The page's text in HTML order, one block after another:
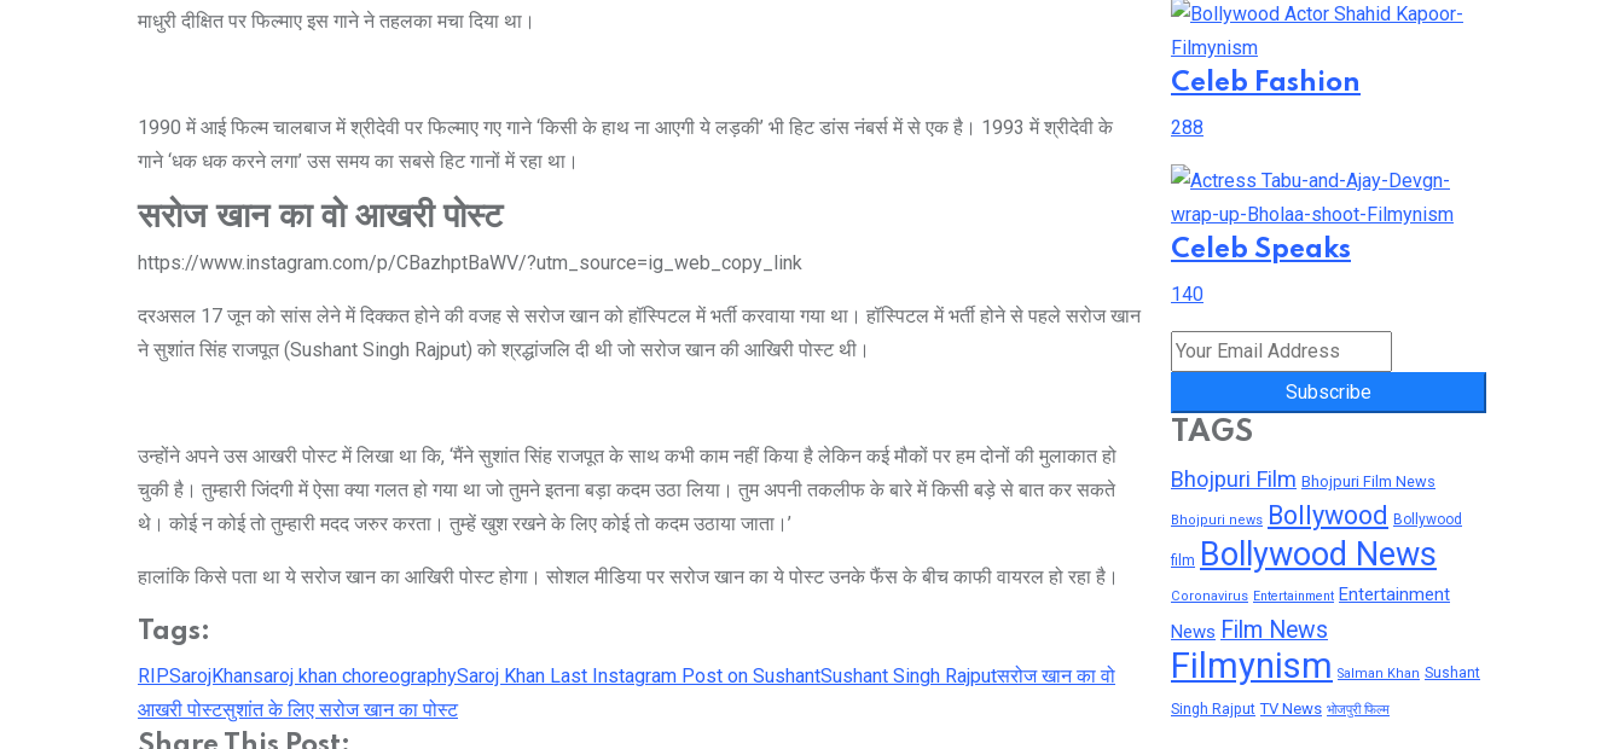
माधुरी दीक्ष‍ित पर फिल्माए इस गाने ने तहलका मचा दिया था।
1990 में आई फ‍िल्म चालबाज में श्रीदेवी पर फिल्माए गए गाने ‘किसी के हाथ ना आएगी ये लड़की’ भी हिट डांस नंबर्स में से एक है। 1993 में श्रीदेवी के
गाने ‘धक धक करने लगा’ उस समय का सबसे हिट गानों में रहा था।
सरोज खान का वो आखरी पोस्ट
https://www.instagram.com/p/CBazhptBaWV/?utm_source=ig_web_copy_link
दरअसल 17 जून को सांस लेने में दिक्कत होने की वजह से सरोज खान को हॉस्पिटल में भर्ती करवाया गया था। हॉस्पिटल में भर्ती होने से पहले सरोज खान
ने सुशांत सिंह राजपूत (Sushant Singh Rajput) को श्रद्धांजलि दी थी जो सरोज खान की आखिरी पोस्ट थी।
उन्होंने अपने उस आखरी पोस्ट में लिखा था कि, ‘मैंने सुशांत सिंह राजपूत के साथ कभी काम नहीं किया है लेकिन कई मौकों पर हम दोनों की मुलाकात हो
चुकी है। तुम्हारी जिंदगी में ऐसा क्या गलत हो गया था जो तुमने इतना बड़ा कदम उठा लिया। तुम अपनी तकलीफ के बारे में किसी बड़े से बात कर सकते
थे। कोई न कोई तो तुम्हारी मदद जरुर करता। तुम्हें खुश रखने के लिए कोई तो कदम उठाया जाता।’
हालांकि किसे पता था ये सरोज खान का आखिरी पोस्ट होगा। सोशल मीडिया पर सरोज खान का ये पोस्ट उनके फैंस के बीच काफी वायरल हो रहा है।
Tags:
RIPSarojKhansaroj khan choreographySaroj Khan Last Instagram Post on SushantSushant Singh Rajputसरोज खान का वो
आखरी पोस्टसुशांत के लिए सरोज खान का पोस्ट
Celeb Fashion
288
Celeb Speaks
140
Subscribe
TAGS
Bhojpuri Film Bhojpuri Film News
Bhojpuri news Bollywood Bollywood
film Bollywood News
Coronavirus Entertainment Entertainment
News Film News
Filmynism Salman Khan Sushant
Singh Rajput TV News भोजपुरी फिल्म